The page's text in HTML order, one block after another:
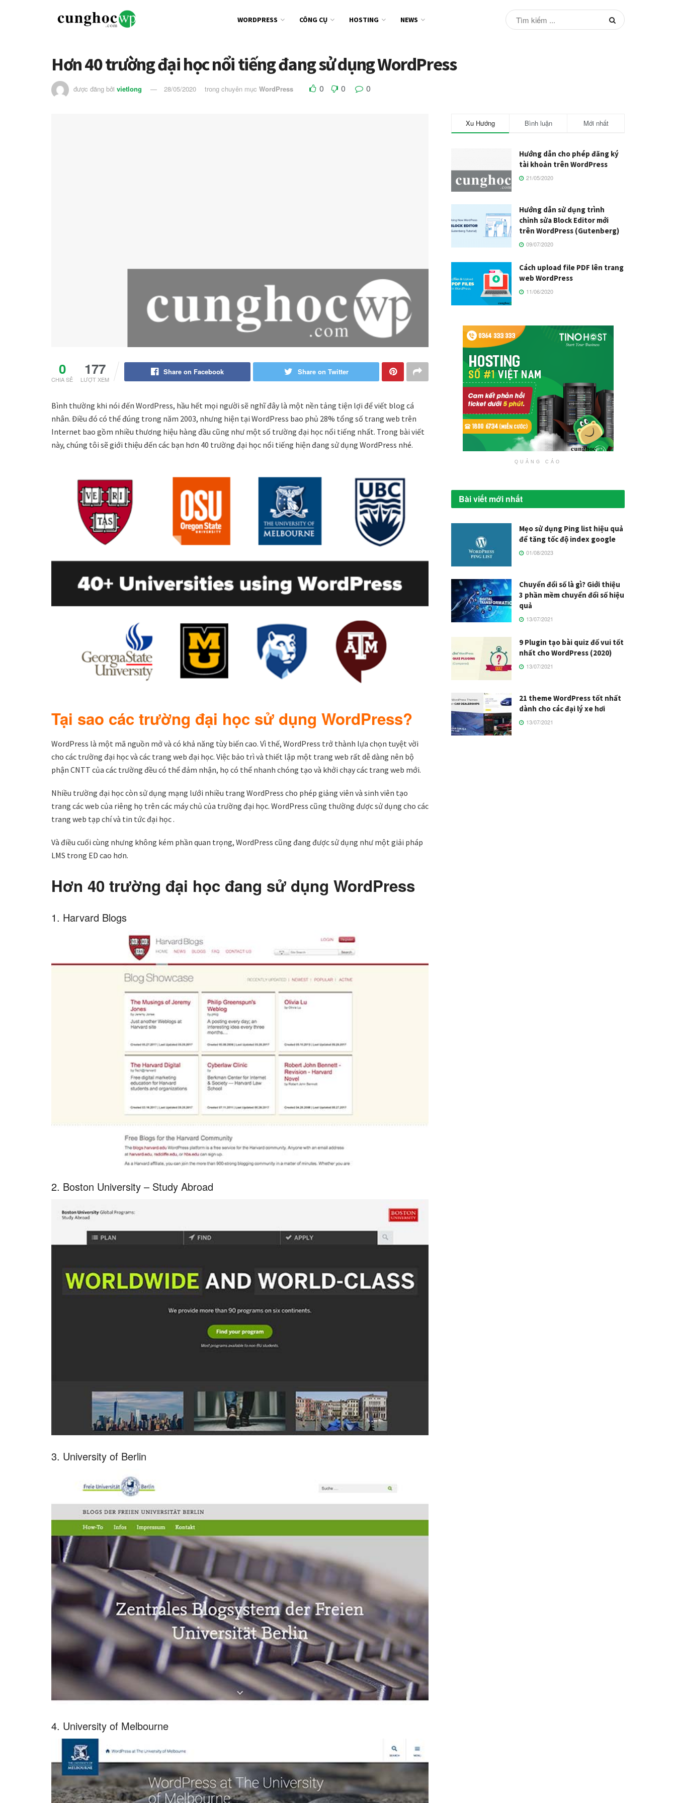
WORDPRESS CÔNG CỤ HOSTING NEWS
Hơn 40 trường đại học nổi tiếng đang sử dụng WordPress
được đăng bởi vietlong 28/05/2020 trong chuyên mục WordPress 0 0 0
0
CHIA SẺ
177
LƯỢT XEM
Share on Facebook Share on Twitter
Bình thường khi nói đến WordPress, hầu hết mọi người sẽ nghĩ đây là một nền tảng tiện lợi để viết blog cá
nhân. Điều đó có thể đúng trong năm 2003, nhưng hiện tại WordPress bao phủ 28% tổng số trang web trên
Internet bao gồm nhiều thương hiệu hàng đầu cũng như một số trường đại học nổi tiếng nhất. Trong bài viết
này, chúng tôi sẽ giới thiệu đến các bạn hơn 40 trường đại học nổi tiếng hiện đang sử dụng WordPress nhé.
Tại sao các trường đại học sử dụng WordPress?
WordPress là một mã nguồn mở và có khả năng tùy biến cao. Vì thế, WordPress trở thành lựa chọn tuyệt vời
cho các trường đại học và các trang web đại học. Việc bảo trì và thiết lập một trang web rất dễ dàng nên bộ
phận CNTT của các trường đều có thể đảm nhận, họ có thể nhanh chóng tạo và khởi chạy các trang web mới.
Nhiều trường đại học còn sử dụng mạng lưới nhiều trang WordPress cho phép giảng viên và sinh viên tạo
trang các web của riêng họ trên các máy chủ của trường đại học. WordPress cũng thường được sử dụng cho các
trang web tạp chí và tin tức đại học .
Và điều cuối cùng nhưng không kém phần quan trọng, WordPress cũng đang được sử dụng như một giải pháp
LMS trong ED cao hơn.
Hơn 40 trường đại học đang sử dụng WordPress
1. Harvard Blogs
2. Boston University – Study Abroad
3. University of Berlin
4. University of Melbourne
Xu Hướng Bình luận Mới nhất
Hướng dẫn cho phép đăng ký
tài khoản trên WordPress
21/05/2020
Hướng dẫn sử dụng trình
chỉnh sửa Block Editor mới
trên WordPress (Gutenberg)
09/07/2020
Cách upload file PDF lên trang
web WordPress
11/06/2020
QUẢNG CÁO
Bài viết mới nhất
Mẹo sử dụng Ping list hiệu quả
để tăng tốc độ index google
01/08/2023
Chuyển đổi số là gì? Giới thiệu
3 phần mềm chuyển đổi số hiệu
quả
13/07/2021
9 Plugin tạo bài quiz đố vui tốt
nhất cho WordPress (2020)
13/07/2021
21 theme WordPress tốt nhất
dành cho các đại lý xe hơi
13/07/2021